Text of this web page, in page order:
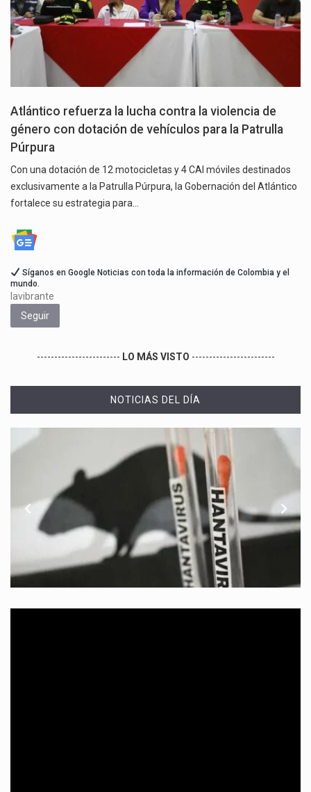
Atlántico refuerza la lucha contra la violencia de
género con dotación de vehículos para la Patrulla
Púrpura
Con una dotación de 12 motocicletas y 4 CAI móviles destinados
exclusivamente a la Patrulla Púrpura, la Gobernación del Atlántico
fortalece su estrategia para…
Síganos en Google Noticias con toda la información de Colombia y el
mundo.
lavibrante
Seguir
------------------------ LO MÁS VISTO ------------------------
NOTICIAS DEL DÍA